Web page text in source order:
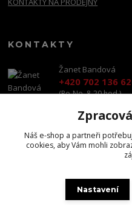
KONTAKTY
Žanet Bandová
+420 702 136
(Po-Ne, 8-20 hod.)
Náš e-shop a partneři
cookies, aby Vám mohli
Nastavení